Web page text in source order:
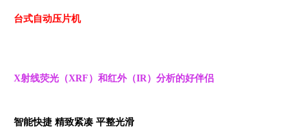
台式自动压片机
X射线荧光（XRF ）和红外（IR ）分析的好伴侣
智能快捷 精致紧凑 平整光滑